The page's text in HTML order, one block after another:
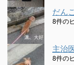
だん
8件の
主治
8件の